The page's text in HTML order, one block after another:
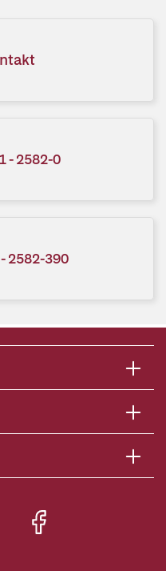
- 2582-0
2582-390